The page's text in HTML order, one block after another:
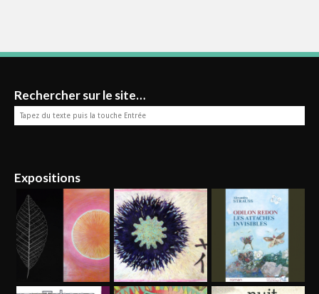
Rechercher sur le site…
Expositions